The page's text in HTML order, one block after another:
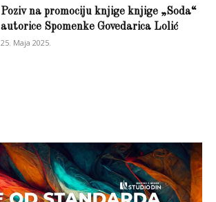
Poziv na promociju knjige knjige „Soda“
autorice Spomenke Govedarica Lolić
25. Maja 2025.